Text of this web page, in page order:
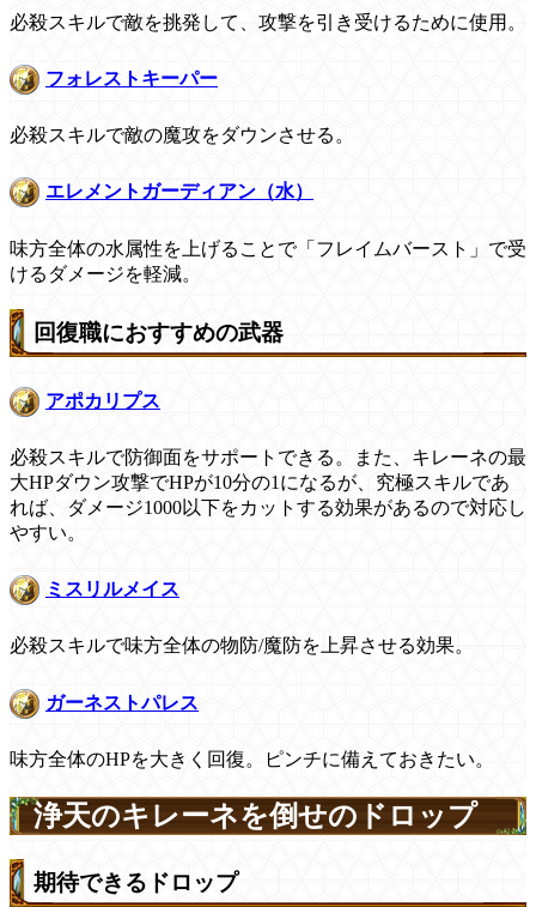
必殺スキルで敵を挑発して、攻撃を引き受けるために使用。
フォレストキーパー
必殺スキルで敵の魔攻をダウンさせる。
エレメントガーディアン（水）
味方全体の水属性を上げることで「フレイムバースト」で受
けるダメージを軽減。
回復職におすすめの武器
アポカリプス
必殺スキルで防御面をサポートできる。また、キレーネの最
大HPダウン攻撃でHPが10分の1になるが、究極スキルであ
れば、ダメージ1000以下をカットする効果があるので対応し
やすい。
ミスリルメイス
必殺スキルで味方全体の物防/魔防を上昇させる効果。
ガーネストパレス
味方全体のHPを大きく回復。ピンチに備えておきたい。
浄天のキレーネを倒せのドロップ
期待できるドロップ